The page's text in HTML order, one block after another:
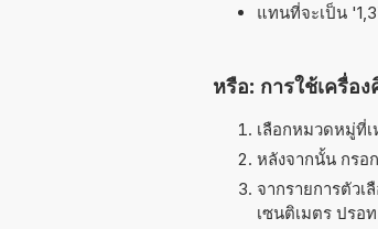
แทนที่จะเป็น
หรือ: การใช้เครื่อ
เลือกหมวดหมู่ที่
หลังจากนั้น กรอ
จากรายการตัว
เซนติเมตร ปรอ